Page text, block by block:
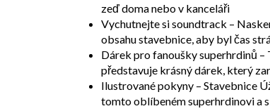
zeď doma nebo v kanceláři
Vychutnejte si soundtrack –
obsahu stavebnice, aby byl čas
Dárek pro fanoušky superhrdinů –
představuje krásný dárek, který
Ilustrované pokyny – Stavebnice
tomto oblíbeném superhrdinovi a